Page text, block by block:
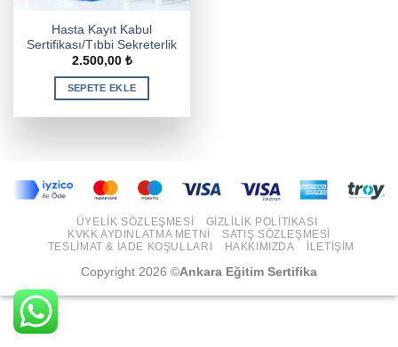
Hasta Kayıt Kabul
Sertifikası/Tıbbi Sekreterlik
2.500,00 ₺
SEPETE EKLE
ÜYELIK SÖZLEŞMESI
GIZLILIK POLITIKASI
KVKK AYDINLATMA METNI
SATIŞ SÖZLEŞMESI
TESLIMAT & İADE KOŞULLARI
HAKKIMIZDA İLETIŞIM
Copyright 2026 ©Ankara Eğitim Sertifika